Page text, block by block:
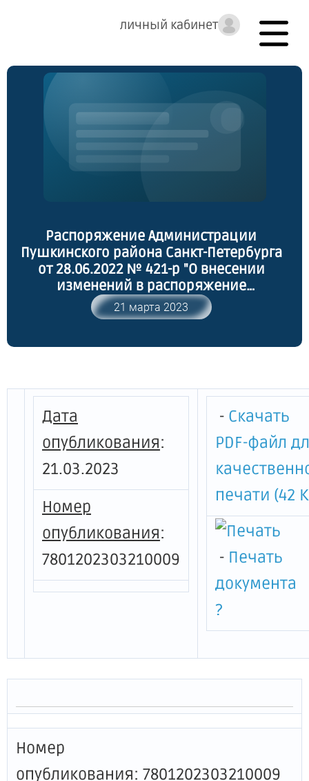
личный кабинет
Распоряжение Администрации
Пушкинского района Санкт-Петербурга
от 28.06.2022 № 421-р "О внесении
изменений в распоряжение
администрации Пушкинского района
Санкт-Петербурга от 30.08.2016 № 5073-р"
21 марта 2023
Дата
опубликования:
21.03.2023
Номер
опубликования:
7801202303210009
- Скачать
PDF-файл
печати (42
- Печать
документа
?
Номер
опубликования: 7801202303210009